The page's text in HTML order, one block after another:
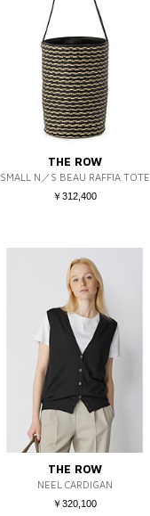
THE ROW
SMALL N／S BEAU RAFFIA TOTE
￥312,400
THE ROW
NEEL CARDIGAN
￥320,100